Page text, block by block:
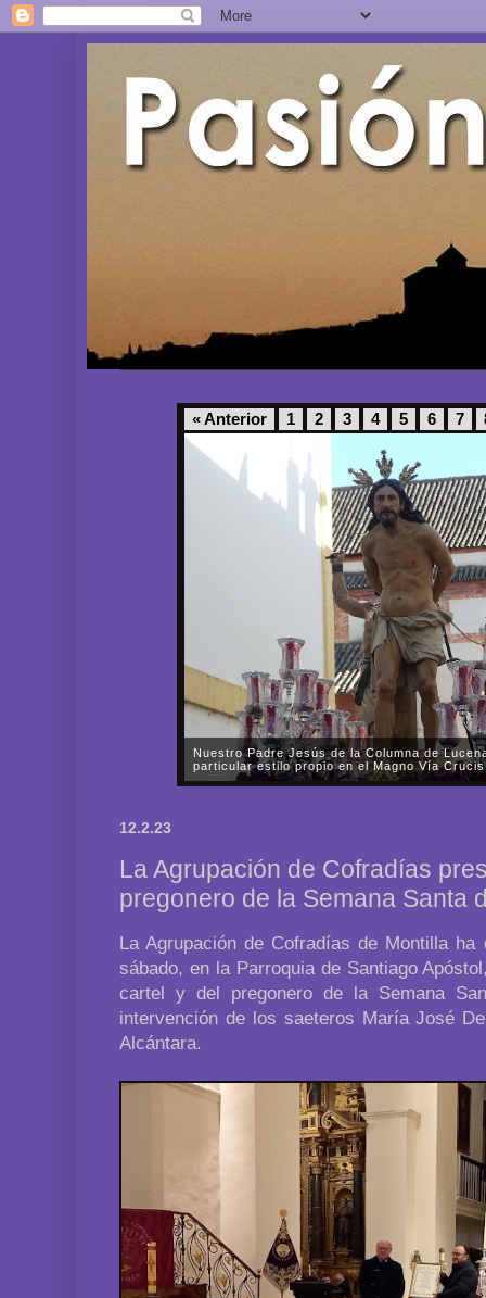
« Anterior 1 2 3 4 5 6 7
Nuestro Padre Jesús de la Columna de
particular estilo propio en el Magno Vía
12.2.23
La Agrupación de Cofradías
pregonero de la Semana Santa
La Agrupación de Cofradías de Montilla
sábado, en la Parroquia de Santiago
cartel y del pregonero de la Semana
intervención de los saeteros María José
Alcántara.